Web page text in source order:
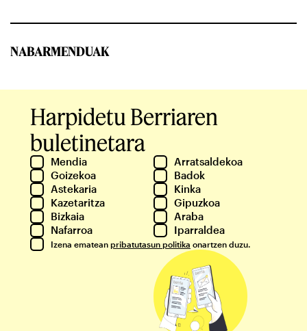
NABARMENDUAK
Harpidetu Berriaren
buletinetara
Mendia
Arratsaldekoa
Goizekoa
Badok
Astekaria
Kinka
Kazetaritza
Gipuzkoa
Bizkaia
Araba
Nafarroa
Iparraldea
Izena ematean pribatutasun politika onartzen duzu.